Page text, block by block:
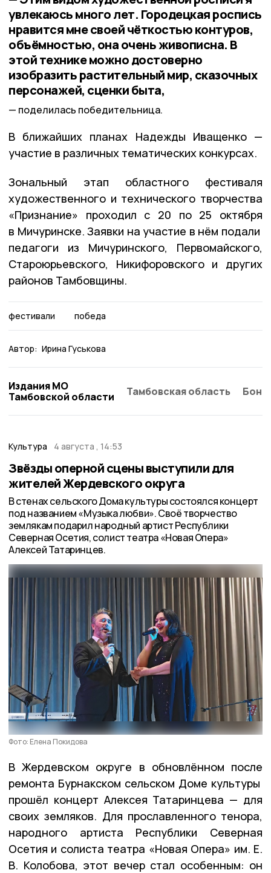
увлекаюсь много лет. Городецкая роспись
нравится мне своей чёткостью контуров,
объёмностью, она очень живописна. В
этой технике можно достоверно
изобразить растительный мир, сказочных
персонажей, сценки быта,
поделилась победительница.
В ближайших планах Надежды Иващенко —
участие в различных тематических конкурсах.
Зональный этап областного фестиваля
художественного и технического творчества
«Признание» проходил с 20 по 25 октября
в Мичуринске.Заявки на участие в нём подали
педагоги из Мичуринского, Первомайского,
Староюрьевского, Никифоровского и других
районов Тамбовщины.
фестивали победа
Автор: Ирина Гуськова
Издания МО
Тамбовской области
Тамбовская область
Культура 4 августа , 14:53
Звёзды оперной сцены выступили для
жителей Жердевского округа
В стенах сельского Дома культуры состоялся концерт
под названием «Музыка любви». Своё творчество
землякам подарил народный артист Республики
Северная Осетия, солист театра «Новая Опера»
Алексей Татаринцев.
Фото: Елена Покидова
В Жердевском округе в обновлённом после
ремонта Бурнакском сельском Доме культуры
прошёл концерт Алексея Татаринцева — для
своих земляков. Для прославленного тенора,
народного артиста Республики Северная
Осетия и солиста театра «Новая Опера» им. Е.
В. Колобова, этот вечер стал особенным: он